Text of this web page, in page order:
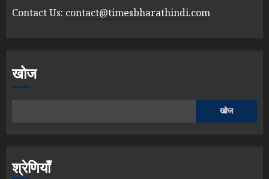
Contact Us: contact@timesbharathindi.com
खोज
खोज
श्रेणियाँ